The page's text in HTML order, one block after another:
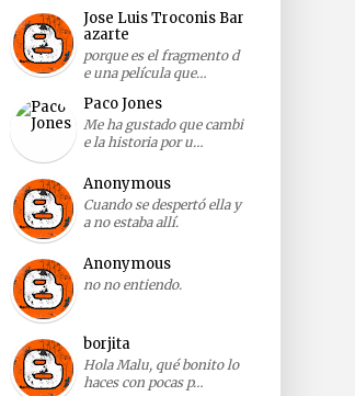
Jose Luis Troconis Bar
azarte
porque es el fragmento d
e una película que…
Paco Jones
Me ha gustado que cambi
e la historia por u…
Anonymous
Cuando se despertó ella y
a no estaba allí.
Anonymous
no no entiendo.
borjita
Hola Malu, qué bonito lo
haces con pocas p…